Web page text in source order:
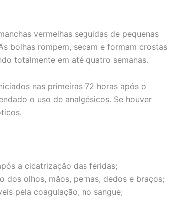
vermelhas seguidas de pequenas
bolhas rompem, secam e formam crostas
totalmente em até quatro semanas.
nas primeiras 72 horas após o
o uso de analgésicos. Se houver
a cicatrização das feridas;
olhos, mãos, pernas, dedos e braços;
pela coagulação, no sangue;